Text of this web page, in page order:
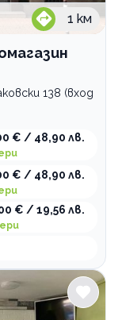
1 км
138 (вход
€ / 48,90 лв.
€ / 48,90 лв.
€ / 19,56 лв.